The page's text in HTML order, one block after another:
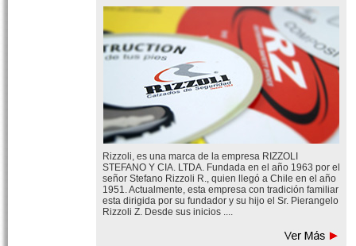
Rizzoli, es una marca de la empresa RIZZOLI
STEFANO Y CIA. LTDA. Fundada en el año 1963 por el
señor Stefano Rizzoli R., quien llegó a Chile en el año
1951. Actualmente, esta empresa con tradición familiar
esta dirigida por su fundador y su hijo el Sr. Pierangelo
Rizzoli Z. Desde sus inicios ....